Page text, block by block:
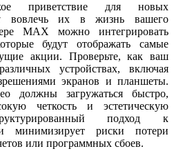
приветствие для новых
вовлечь их в жизнь вашего
MAX можно интегрировать
будут отображать самые
акции. Проверьте, как ваш
устройствах, включая
экранов и планшеты.
должны загружаться быстро,
четкость и эстетическую
подход к
минимизирует риски потери
или программных сбоев.